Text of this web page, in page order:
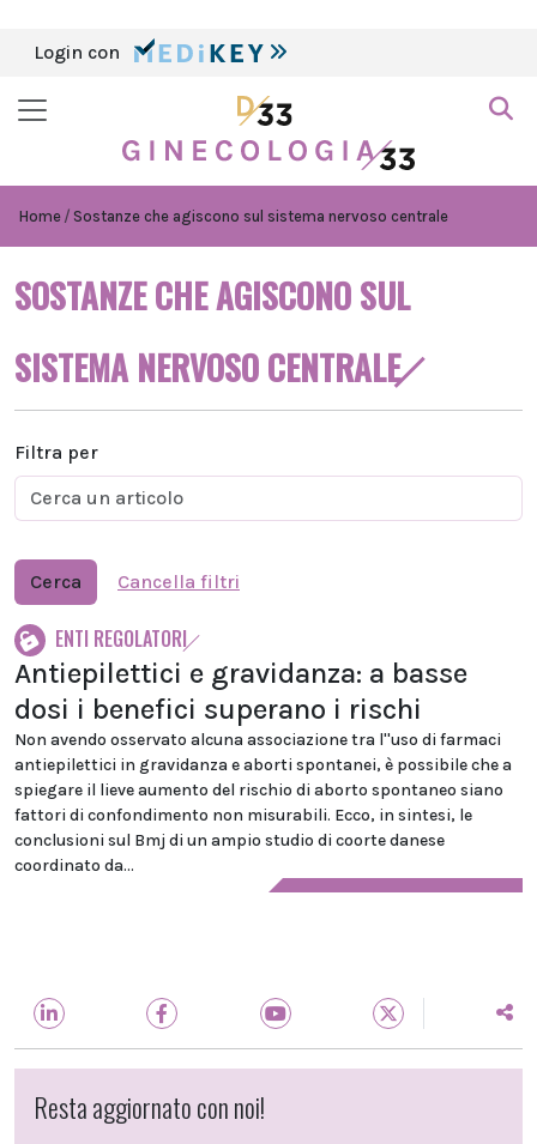
Login con
Home Sostanze che agiscono sul sistema nervoso centrale
SOSTANZE CHE AGISCONO SUL
SISTEMA NERVOSO CENTRALE
Filtra per
Cerca Cancella filtri
ENTI REGOLATORI
Antiepilettici e gravidanza: a basse
dosi i benefici superano i rischi
Non avendo osservato alcuna associazione tra l''uso di farmaci
antiepilettici in gravidanza e aborti spontanei, è possibile che a
spiegare il lieve aumento del rischio di aborto spontaneo siano
fattori di confondimento non misurabili. Ecco, in sintesi, le
conclusioni sul Bmj di un ampio studio di coorte danese
coordinato da...
Resta aggiornato con noi!